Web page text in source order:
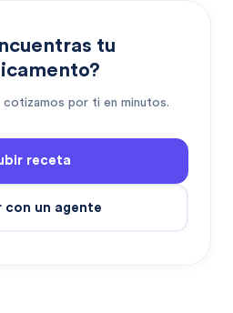
tu
por ti en minutos.
receta
con un agente